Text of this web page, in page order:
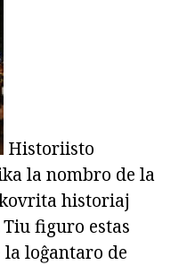
Historiisto
la nombro de la
historiaj
figuro estas
loĝantaro de